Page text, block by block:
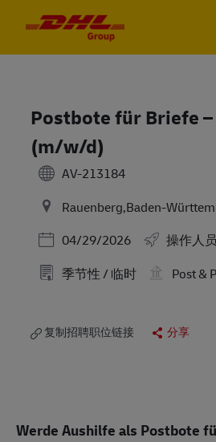
Postbote für Briefe
(m/w/d)
AV-213184
Rauenberg,Baden-
Posted Date
04/29/2026 操作人员
季节性 / 临时
Post &
复制招聘职位链接 分享
Werde Aushilfe als Postbote